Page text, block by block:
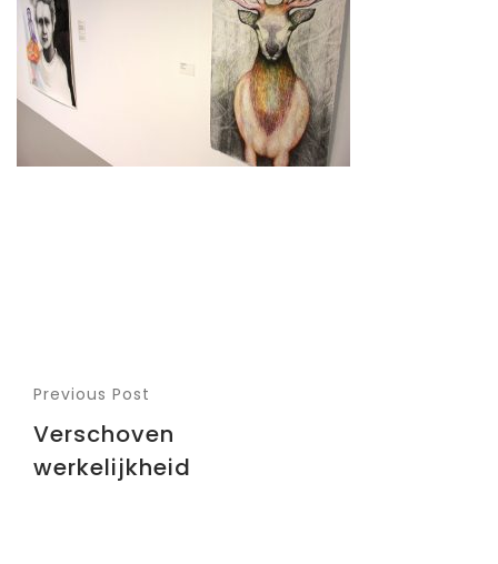
Previous Post
Verschoven
werkelijkheid